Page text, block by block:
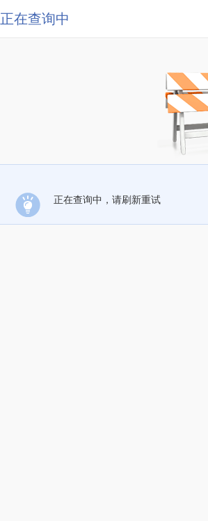
正在查询中
正在查询中，请刷新重试